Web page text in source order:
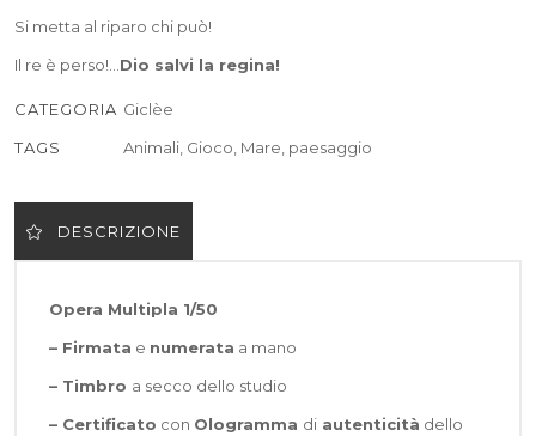
Si metta al riparo chi può!
Il re è perso!…Dio salvi la regina!
CATEGORIA Giclèe
TAGS
Animali, Gioco, Mare, paesaggio
DESCRIZIONE
Opera Multipla 1/50
– Firmata e numerata a mano
– Timbro a secco dello studio
– Certificato con Ologramma diautenticità dello